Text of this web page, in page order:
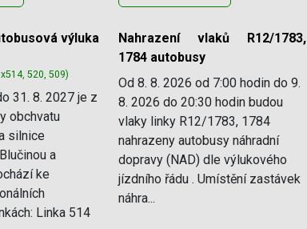
výluka
520, 509)
31. 8. 2027 je z
obchvatu
silnice
a
ke
Linka 514
Nahrazení vlaků R12/1783,
1784 autobusy
Od 8. 8. 2026 od 7:00 hodin do 9.
8. 2026 do 20:30 hodin budou
vlaky linky R12/1783, 1784
nahrazeny autobusy náhradní
dopravy (NAD) dle výlukového
jízdního řádu . Umístění zastávek
náhra...